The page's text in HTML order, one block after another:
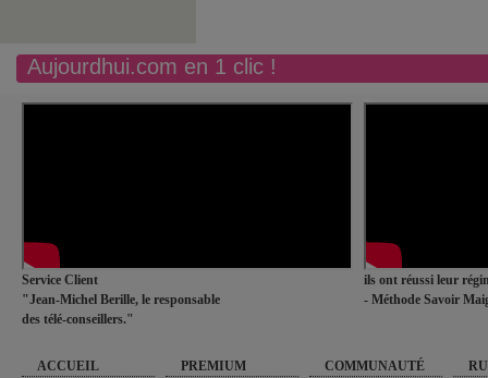
Aujourdhui.com en 1 clic !
Service Client
"Jean-Michel Berille, le responsable
des télé-conseillers."
ils ont réussi leur
- Méthode Savoir
ACCUEIL PREMIUM COMMUNAUTÉ